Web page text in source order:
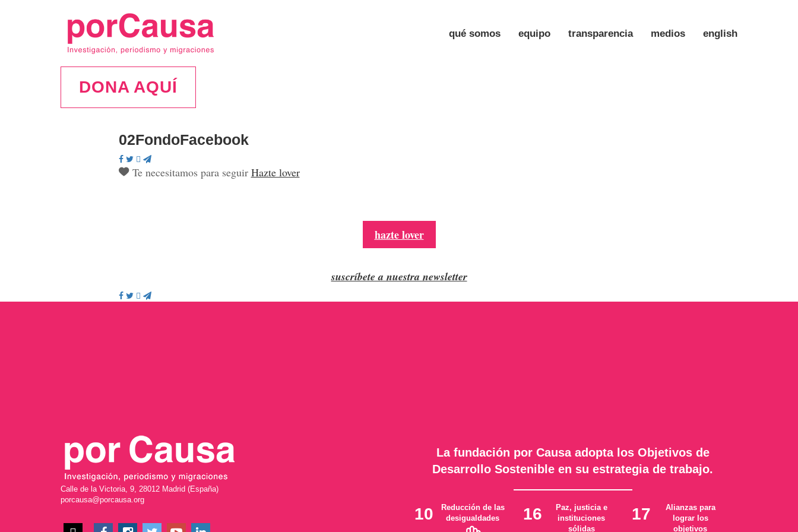
qué somos equipo transparencia medios english
DONA AQUÍ
02FondoFacebook
Te necesitamos para seguir Hazte lover
hazte lover
suscríbete a nuestra newsletter
Calle de la Victoria, 9, 28012 Madrid (España)
porcausa@porcausa.org
La fundación por Causa adopta los Objetivos de
Desarrollo Sostenible en su estrategia de trabajo.
10
Reducción de las
desigualdades
16
Paz, justicia e
instituciones
sólidas
17
Alianzas para
lograr los
objetivos